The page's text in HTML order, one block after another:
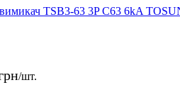
TSB3-63 3P C63 6kA
/шт.